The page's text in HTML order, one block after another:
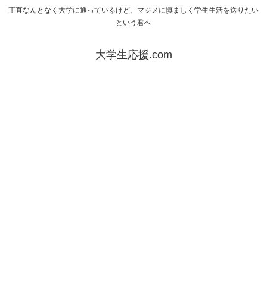
正直なんとなく大学に通っているけど、マジメに慎ましく学生生活を送りたい
という君へ
大学生応援.com